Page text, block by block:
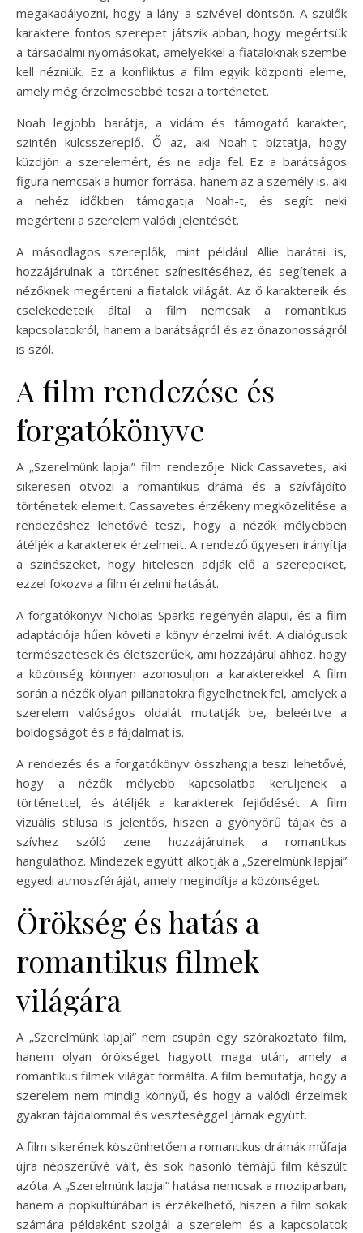
megakadályozni, hogy a lány a szívével döntsön. A szülők
karaktere fontos szerepet játszik abban, hogy megértsük
a társadalmi nyomásokat, amelyekkel a fiataloknak szembe
kell nézniük. Ez a konfliktus a film egyik központi eleme,
amely még érzelmesebbé teszi a történetet.
Noah legjobb barátja, a vidám és támogató karakter,
szintén kulcsszereplő. Ő az, aki Noah-t bíztatja, hogy
küzdjön a szerelemért, és ne adja fel. Ez a barátságos
figura nemcsak a humor forrása, hanem az a személy is, aki
a nehéz időkben támogatja Noah-t, és segít neki
megérteni a szerelem valódi jelentését.
A másodlagos szereplők, mint például Allie barátai is,
hozzájárulnak a történet színesítéséhez, és segítenek a
nézőknek megérteni a fiatalok világát. Az ő karaktereik és
cselekedeteik által a film nemcsak a romantikus
kapcsolatokról, hanem a barátságról és az önazonosságról
is szól.
A film rendezése és
forgatókönyve
A „Szerelmünk lapjai” film rendezője Nick Cassavetes, aki
sikeresen ötvözi a romantikus dráma és a szívfájdító
történetek elemeit. Cassavetes érzékeny megközelítése a
rendezéshez lehetővé teszi, hogy a nézők mélyebben
átéljék a karakterek érzelmeit. A rendező ügyesen irányítja
a színészeket, hogy hitelesen adják elő a szerepeiket,
ezzel fokozva a film érzelmi hatását.
A forgatókönyv Nicholas Sparks regényén alapul, és a film
adaptációja hűen követi a könyv érzelmi ívét. A dialógusok
természetesek és életszerűek, ami hozzájárul ahhoz, hogy
a közönség könnyen azonosuljon a karakterekkel. A film
során a nézők olyan pillanatokra figyelhetnek fel, amelyek a
szerelem valóságos oldalát mutatják be, beleértve a
boldogságot és a fájdalmat is.
A rendezés és a forgatókönyv összhangja teszi lehetővé,
hogy a nézők mélyebb kapcsolatba kerüljenek a
történettel, és átéljék a karakterek fejlődését. A film
vizuális stílusa is jelentős, hiszen a gyönyörű tájak és a
szívhez szóló zene hozzájárulnak a romantikus
hangulathoz. Mindezek együtt alkotják a „Szerelmünk lapjai”
egyedi atmoszféráját, amely megindítja a közönséget.
Örökség és hatás a
romantikus filmek
világára
A „Szerelmünk lapjai” nem csupán egy szórakoztató film,
hanem olyan örökséget hagyott maga után, amely a
romantikus filmek világát formálta. A film bemutatja, hogy a
szerelem nem mindig könnyű, és hogy a valódi érzelmek
gyakran fájdalommal és veszteséggel járnak együtt.
A film sikerének köszönhetően a romantikus drámák műfaja
újra népszerűvé vált, és sok hasonló témájú film készült
azóta. A „Szerelmünk lapjai” hatása nemcsak a moziiparban,
hanem a popkultúrában is érzékelhető, hiszen a film sokak
számára példaként szolgál a szerelem és a kapcsolatok